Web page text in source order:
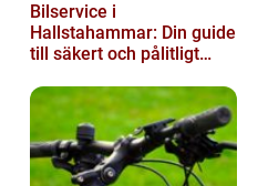
Bilservice i
Hallstahammar: Din guide
till säkert och pålitligt